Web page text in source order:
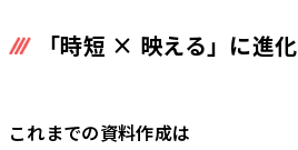
「時短 × 映える」に進化
これまでの資料作成は